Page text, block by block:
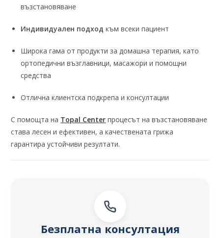
възстановяване
Индивидуален подход към всеки пациент
Широка гама от продукти за домашна терапия, като
ортопедични възглавници, масажори и помощни
средства
Отлична клиентска подкрепа и консултации
С помощта на Topal Center процесът на възстановяване
става лесен и ефективен, а качествената грижа
гарантира устойчиви резултати.
Безплатна консултация